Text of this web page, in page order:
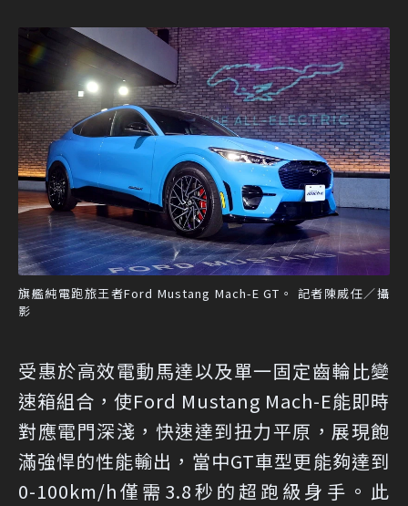
旗艦純電跑旅王者Ford Mustang Mach-E GT。 記者陳威任／攝
影
受惠於高效電動馬達以及單一固定齒輪比變
速箱組合，使Ford Mustang Mach-E能即時
對應電門深淺，快速達到扭力平原，展現飽
滿強悍的性能輸出，當中GT車型更能夠達到
0-100km/h僅需3.8秒的超跑級身手。此